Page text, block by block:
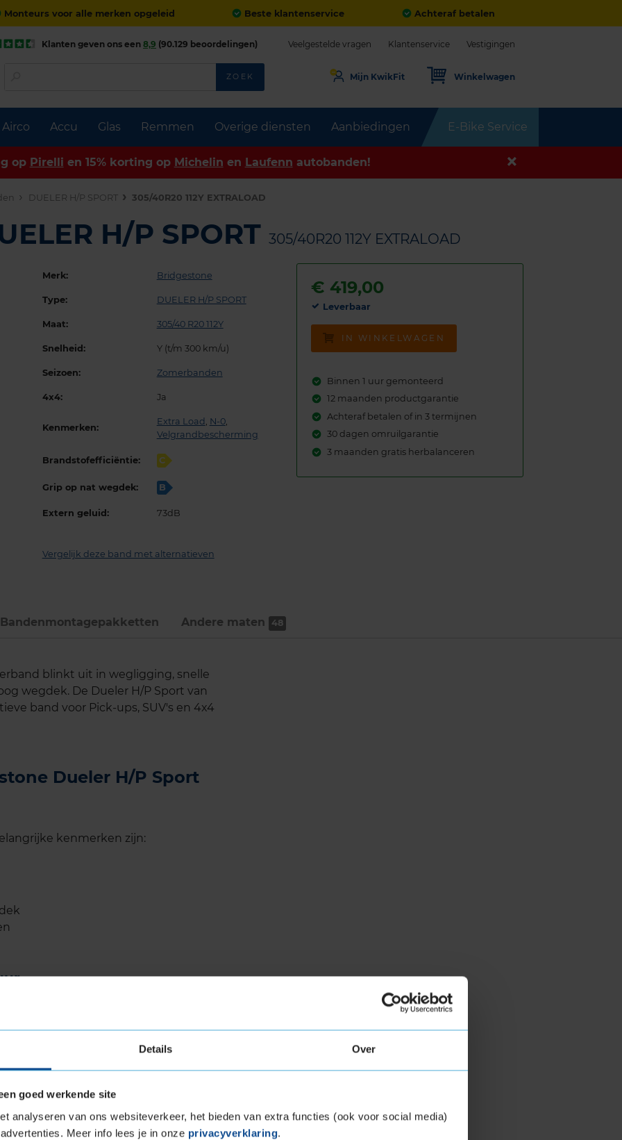
Details Over
goed werkende site
analyseren van ons websiteverkeer, het bieden van extra functies (ook voor social media)
Meer info lees je in onze privacyverklaring.
Monteurs voor alle merken opgeleid Beste klantenservice Achteraf betalen
Airco Accu Glas Remmen Overige diensten Aanbiedingen E-Bike Service
Klanten geven ons een 8,9 (90.129 beoordelingen) Veelgestelde vragen Klantenservice Vestigingen
ZOEK Mijn KwikFit Winkelwagen
op Pirelli en 15% korting op Michelin en Laufenn autobanden!
DUELER H/P SPORT 305/40R20 112Y EXTRALOAD
H/P SPORT 305/40R20 112Y EXTRALOAD
Merk: Bridgestone
Type: DUELER H/P SPORT
Maat: 305/40 R20 112Y
Snelheid: Y (t/m 300 km/u)
Seizoen: Zomerbanden
4x4: Ja
Kenmerken:
Extra Load , N-0,
Velgrandbescherming
Brandstofefficiëntie: C
Grip op nat wegdek: B
Extern geluid: 73dB
Vergelijk deze band met alternatieven
€ 419,00
Leverbaar
IN WINKELWAGEN
Binnen 1 uur gemonteerd
12 maanden productgarantie
Achteraf betalen of in 3 termijnen
30 dagen omruilgarantie
3 maanden gratis herbalanceren
Bandenmontage­pakketten Andere maten 48
blinkt uit in wegligging, snelle
wegdek. De Dueler H/P Sport van
band voor Pick-ups, SUV's en 4x4
Dueler H/P Sport
kenmerken zijn:
met duurzaamheid in gedachten.
materialen hebben deze banden een langere
klasse. Onafhankelijke tests van onder
van deze banden bovengemiddeld
kunt genieten voordat ze aan vervanging
is.